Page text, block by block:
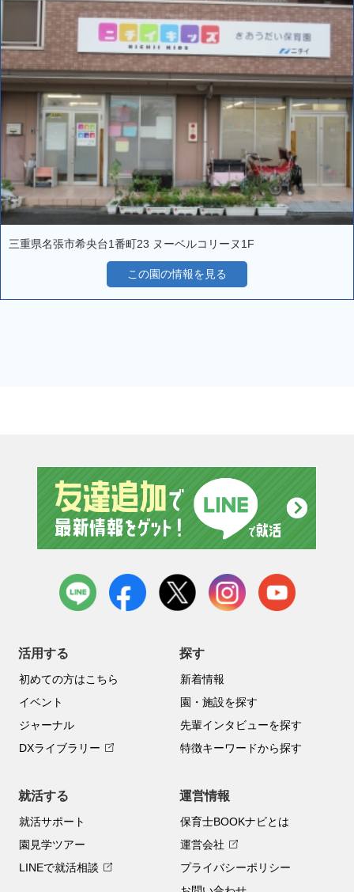
三重県名張市希央台1番町23 ヌーベルコリーヌ1F
この園の情報を見る
LINE facebook instagramyoutube
活用する
初めての方はこちら
イベント
ジャーナル
DXライブラリー
探す
新着情報
園・施設を探す
先輩インタビューを探す
特徴キーワードから探す
就活する
就活サポート
園見学ツアー
LINEで就活相談
運営情報
保育士BOOKナビとは
運営会社
プライバシーポリシー